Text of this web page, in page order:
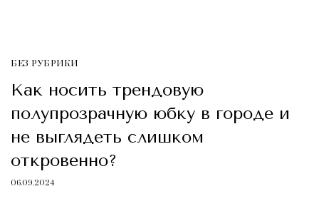
БЕЗ РУБРИКИ
Как носить трендовую
полупрозрачную юбку в городе и
не выглядеть слишком
откровенно?
06.09.2024